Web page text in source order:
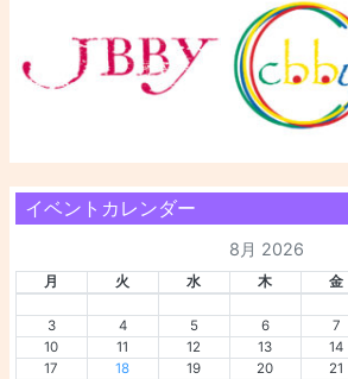
イベントカレンダー
8月 2026
月 火 水 木 金
3
4 5 6 7
10
11 12 13 14
17
18 19 20 21